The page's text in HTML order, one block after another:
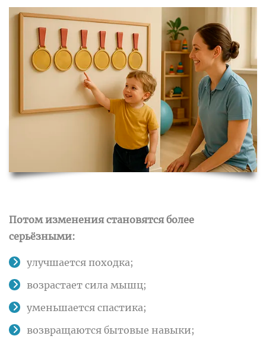
Потом изменения становятся более
серьёзными:
улучшается походка;
возрастает сила мышц;
уменьшается спастика;
возвращаются бытовые навыки;